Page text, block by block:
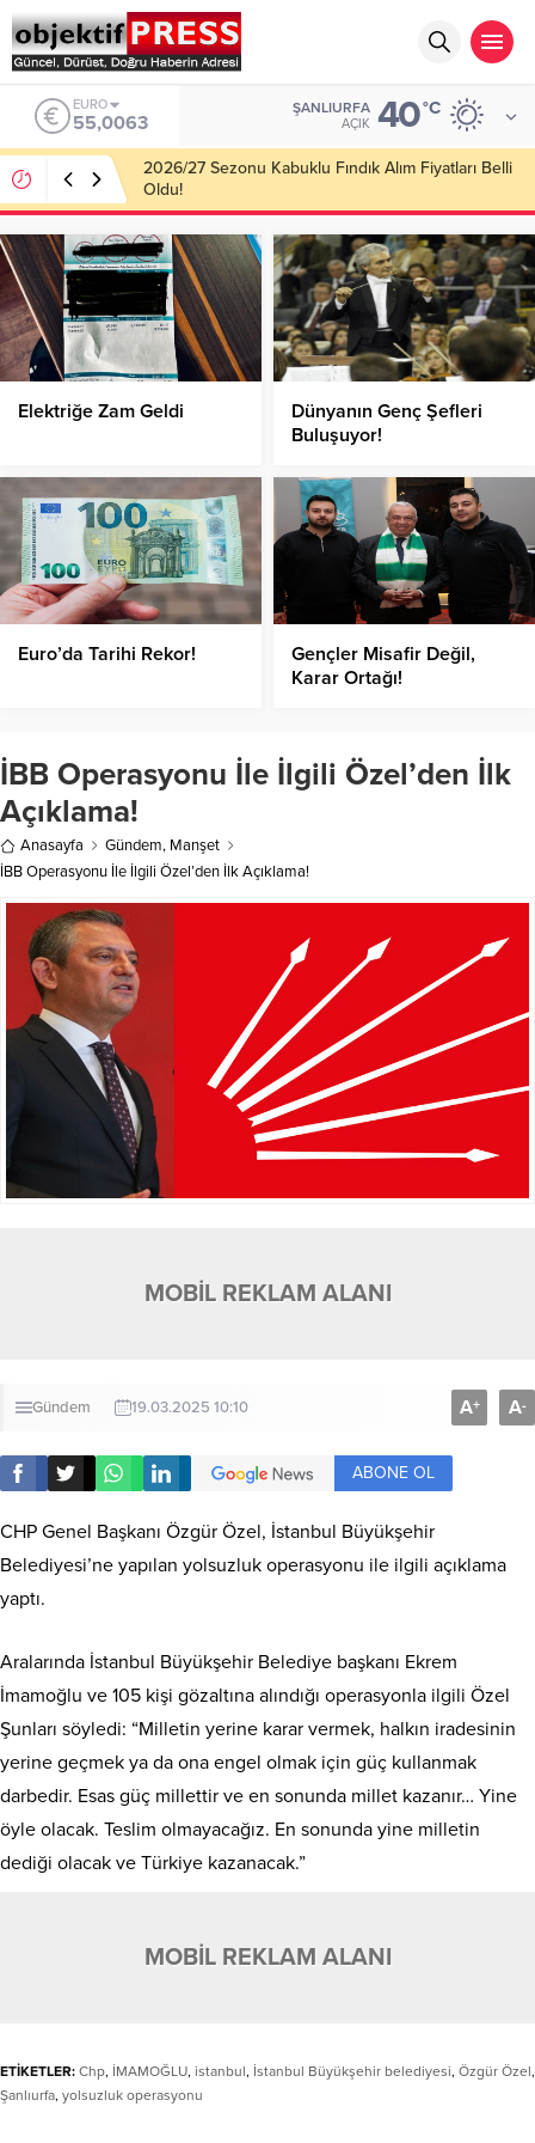
ALTIN
6.543,59
ŞANLIURFA
AÇIK 40°C
Haliliye Belediyesi Her Gün 4 Bin 898 Kişiye Sıcak
Yemek Ulaştırıyor!
Elektriğe Zam Geldi
Dünyanın Genç Şefleri
Buluşuyor!
Euro’da Tarihi Rekor!
Gençler Misafir Değil,
Karar Ortağı!
İBB Operasyonu İle İlgili Özel’den İlk
Açıklama!
Anasayfa Gündem, Manşet
İBB Operasyonu İle İlgili Özel’den İlk Açıklama!
MOBİL REKLAM ALANI
Gündem 19.03.2025 10:10 A+ A-
ABONE OL
CHP Genel Başkanı Özgür Özel, İstanbul Büyükşehir
Belediyesi’ne yapılan yolsuzluk operasyonu ile ilgili açıklama
yaptı.
Aralarında İstanbul Büyükşehir Belediye başkanı Ekrem
İmamoğlu ve 105 kişi gözaltına alındığı operasyonla ilgili Özel
Şunları söyledi: “Milletin yerine karar vermek, halkın iradesinin
yerine geçmek ya da ona engel olmak için güç kullanmak
darbedir. Esas güç millettir ve en sonunda millet kazanır… Yine
öyle olacak. Teslim olmayacağız. En sonunda yine milletin
dediği olacak ve Türkiye kazanacak.”
MOBİL REKLAM ALANI
ETİKETLER: Chp, İMAMOĞLU, istanbul, İstanbul Büyükşehir belediyesi, Özgür Özel,
Şanlıurfa, yolsuzluk operasyonu